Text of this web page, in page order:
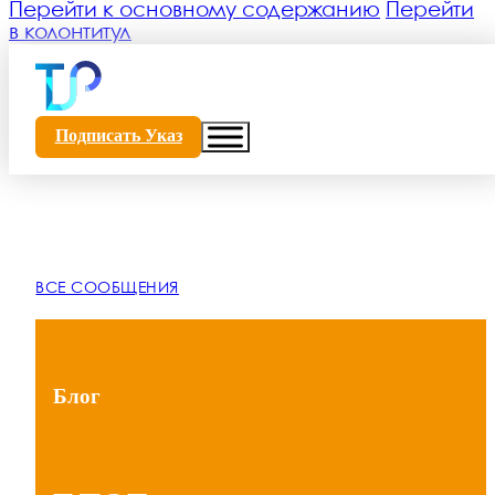
Перейти к основному содержанию
Перейти
в колонтитул
Подписать Указ
ВСЕ СООБЩЕНИЯ
Блог